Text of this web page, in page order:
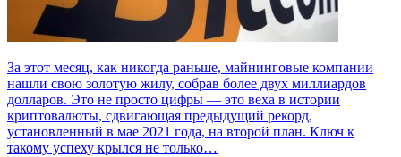
За этот месяц, как никогда раньше, майнинговые компании
нашли свою золотую жилу, собрав более двух миллиардов
долларов. Это не просто цифры — это веха в истории
криптовалюты, сдвигающая предыдущий рекорд,
установленный в мае 2021 года, на второй план. Ключ к
такому успеху крылся не только…